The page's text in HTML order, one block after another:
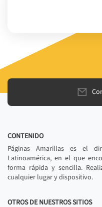
CONTENIDO
Páginas Amarillas es el
Latinoamérica, en el que
forma rápida y sencilla.
cualquier lugar y dispositivo.
OTROS DE NUESTROS SITIOS